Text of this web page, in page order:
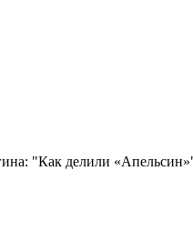
"Как делили